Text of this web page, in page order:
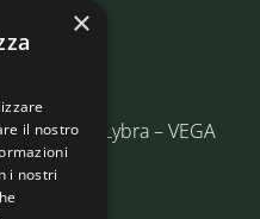
C Edificio Lybra – VEGA
×
il nostro
i nostri